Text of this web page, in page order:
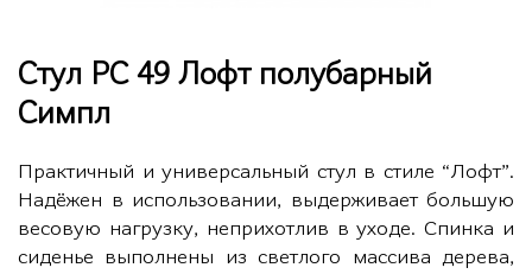
Стул РС 49 Лофт полубарный
Симпл
Практичный и универсальный стул в стиле “Лофт”.
Надёжен в использовании, выдерживает большую
весовую нагрузку, неприхотлив в уходе. Спинка и
сиденье выполнены из светлого массива дерева,